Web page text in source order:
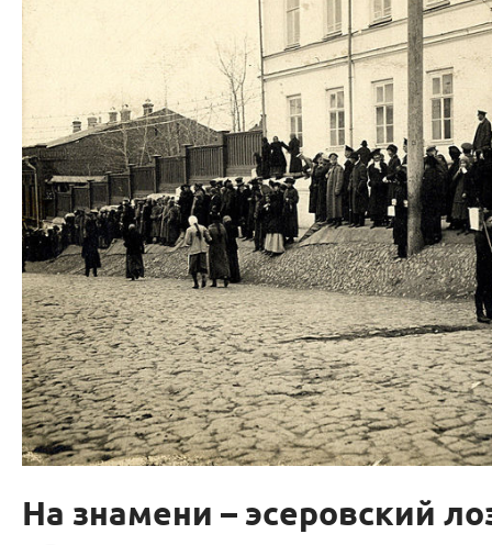
На знамени – эсеровский